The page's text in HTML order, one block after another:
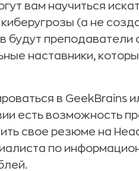
вам научиться
(а не
будут преподаватели
наставники,
в GeekBrains
есть возможность
свое резюме на
по